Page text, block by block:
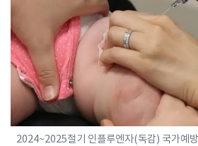
2024~2025절기 인플루엔자(독감) 국가예